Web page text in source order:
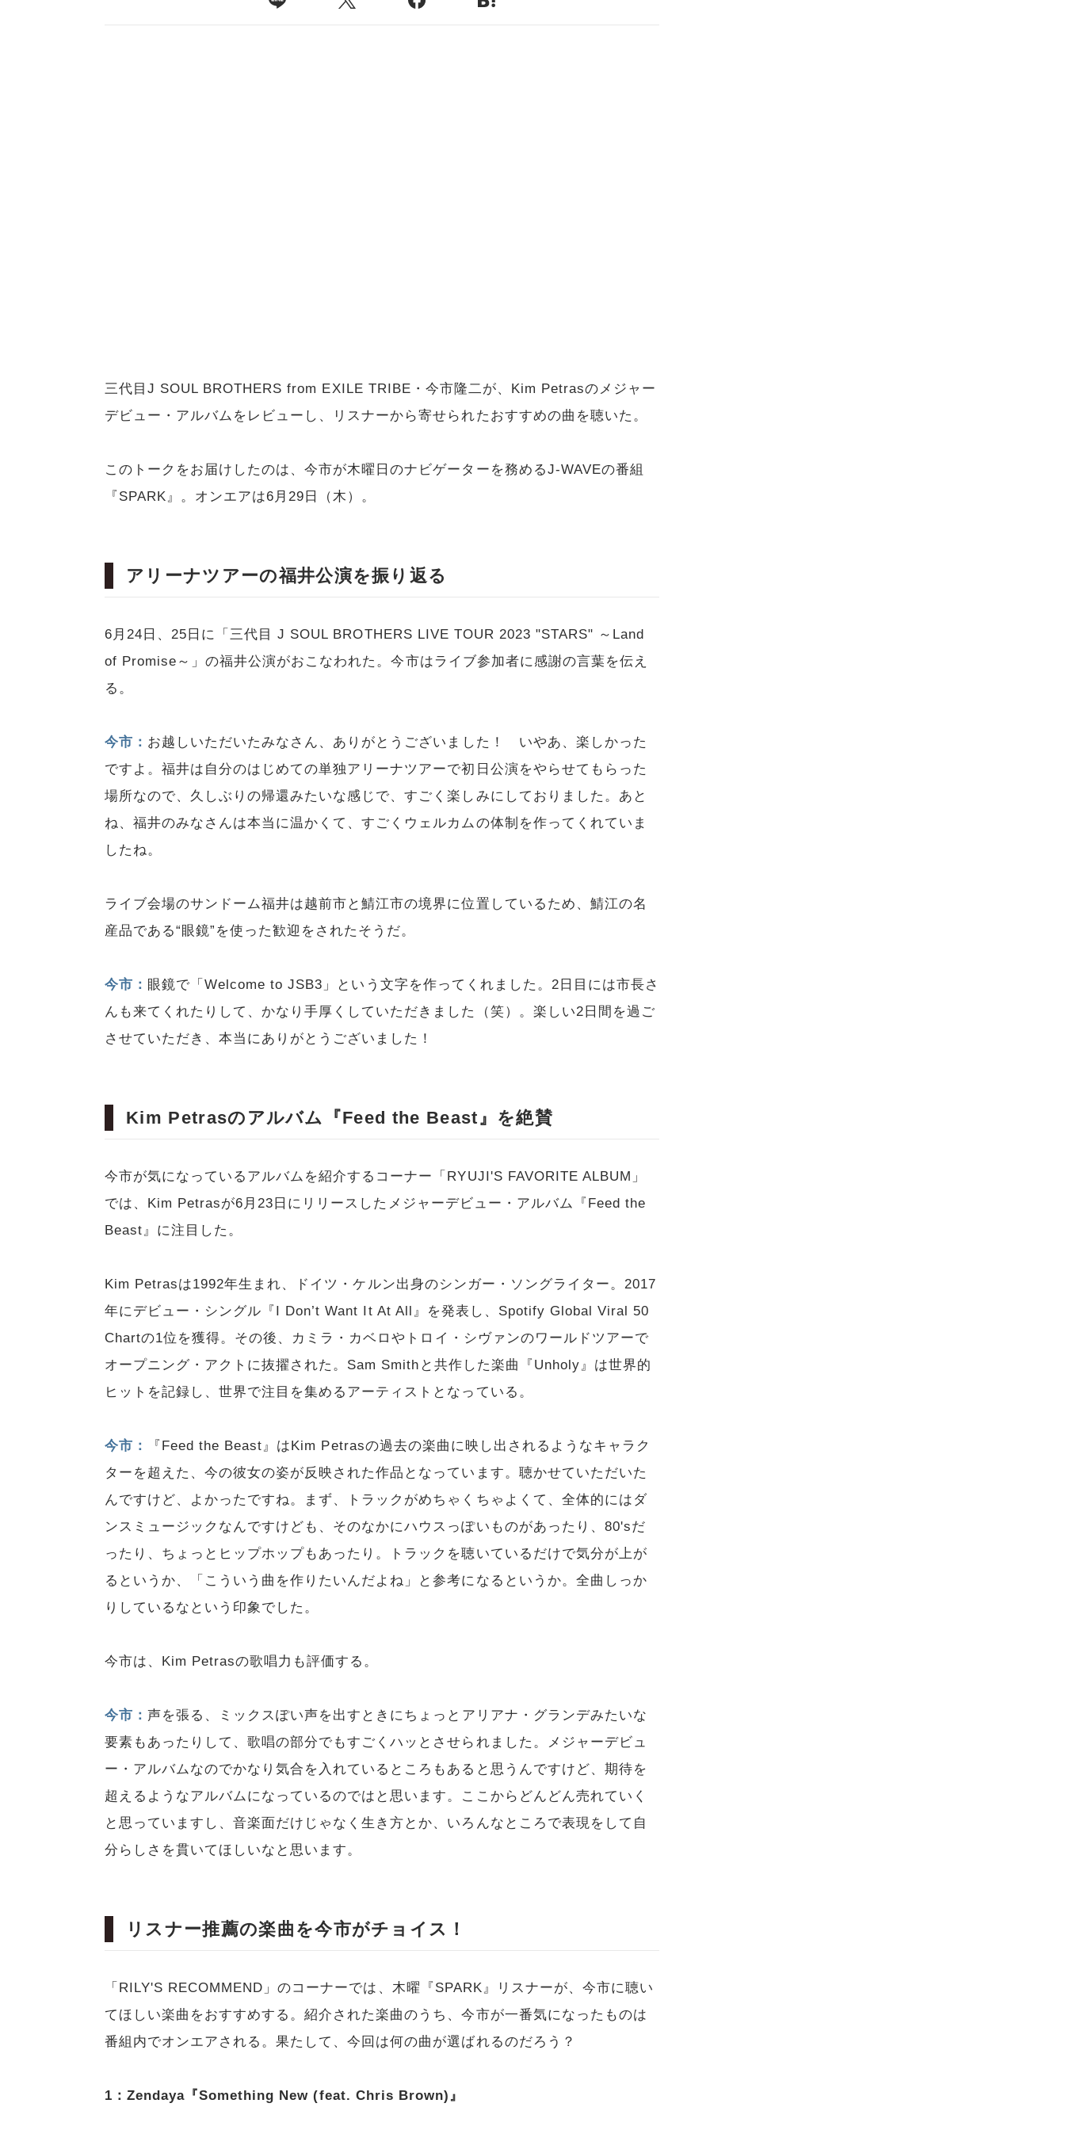
三代目J SOUL BROTHERS from EXILE TRIBE・今市隆二が、Kim Petrasのメジャー
デビュー・アルバムをレビューし、リスナーから寄せられたおすすめの曲を聴いた。
このトークをお届けしたのは、今市が木曜日のナビゲーターを務めるJ-WAVEの番組
『SPARK』。オンエアは6月29日（木）。
アリーナツアーの福井公演を振り返る
6月24日、25日に「三代目 J SOUL BROTHERS LIVE TOUR 2023 "STARS" ～Land
of Promise～」の福井公演がおこなわれた。今市はライブ参加者に感謝の言葉を伝え
る。
今市： お越しいただいたみなさん、ありがとうございました！ いやあ、楽しかった
ですよ。福井は自分のはじめての単独アリーナツアーで初日公演をやらせてもらった
場所なので、久しぶりの帰還みたいな感じで、すごく楽しみにしておりました。あと
ね、福井のみなさんは本当に温かくて、すごくウェルカムの体制を作ってくれていま
したね。
ライブ会場のサンドーム福井は越前市と鯖江市の境界に位置しているため、鯖江の名
産品である“眼鏡”を使った歓迎をされたそうだ。
今市： 眼鏡で「Welcome to JSB3」という文字を作ってくれました。2日目には市長さ
んも来てくれたりして、かなり手厚くしていただきました（笑）。楽しい2日間を過ご
させていただき、本当にありがとうございました！
Kim Petrasのアルバム『Feed the Beast』を絶賛
今市が気になっているアルバムを紹介するコーナー「RYUJI'S FAVORITE ALBUM」
では、Kim Petrasが6月23日にリリースしたメジャーデビュー・アルバム『Feed the
Beast』に注目した。
Kim Petrasは1992年生まれ、ドイツ・ケルン出身のシンガー・ソングライター。2017
年にデビュー・シングル『I Don’t Want It At All』を発表し、Spotify Global Viral 50
Chartの1位を獲得。その後、カミラ・カベロやトロイ・シヴァンのワールドツアーで
オープニング・アクトに抜擢された。Sam Smithと共作した楽曲『Unholy』は世界的
ヒットを記録し、世界で注目を集めるアーティストとなっている。
今市：
『Feed the Beast』はKim Petrasの過去の楽曲に映し出されるようなキャラク
ターを超えた、今の彼女の姿が反映された作品となっています。聴かせていただいた
んですけど、よかったですね。まず、トラックがめちゃくちゃよくて、全体的にはダ
ンスミュージックなんですけども、そのなかにハウスっぽいものがあったり、80'sだ
ったり、ちょっとヒップホップもあったり。トラックを聴いているだけで気分が上が
るというか、「こういう曲を作りたいんだよね」と参考になるというか。全曲しっか
りしているなという印象でした。
今市は、Kim Petrasの歌唱力も評価する。
今市：声を張る、ミックスぽい声を出すときにちょっとアリアナ・グランデみたいな
要素もあったりして、歌唱の部分でもすごくハッとさせられました。メジャーデビュ
ー・アルバムなのでかなり気合を入れているところもあると思うんですけど、期待を
超えるようなアルバムになっているのではと思います。ここからどんどん売れていく
と思っていますし、音楽面だけじゃなく生き方とか、いろんなところで表現をして自
分らしさを貫いてほしいなと思います。
リスナー推薦の楽曲を今市がチョイス！
「RILY'S RECOMMEND」のコーナーでは、木曜『SPARK』リスナーが、今市に聴い
てほしい楽曲をおすすめする。紹介された楽曲のうち、今市が一番気になったものは
番組内でオンエアされる。果たして、今回は何の曲が選ばれるのだろう？
1：Zendaya『Something New (feat. Chris Brown)』